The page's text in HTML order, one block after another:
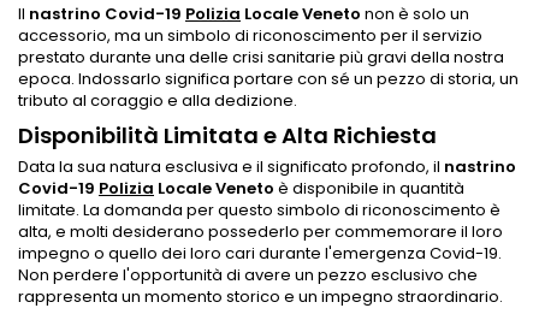
Il nastrino Covid-19 Polizia Locale Veneto non è solo un
accessorio, ma un simbolo di riconoscimento per il servizio
prestato durante una delle crisi sanitarie più gravi della nostra
epoca. Indossarlo significa portare con sé un pezzo di storia, un
tributo al coraggio e alla dedizione.
Disponibilità Limitata e Alta Richiesta
Data la sua natura esclusiva e il significato profondo, il nastrino
Covid-19 Polizia Locale Veneto è disponibile in quantità
limitate. La domanda per questo simbolo di riconoscimento è
alta, e molti desiderano possederlo per commemorare il loro
impegno o quello dei loro cari durante l'emergenza Covid-19.
Non perdere l'opportunità di avere un pezzo esclusivo che
rappresenta un momento storico e un impegno straordinario.